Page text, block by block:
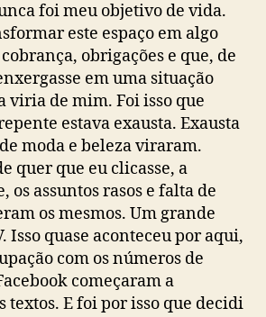
foi meu objetivo de vida.
este espaço em algo
obrigações e que, de
em uma situação
viria de mim. Foi isso que
estava exausta. Exausta
moda e beleza viraram.
quer que eu clicasse, a
os assuntos rasos e falta de
os mesmos. Um grande
Isso quase aconteceu por aqui,
com os números de
começaram a
textos. E foi por isso que decidi